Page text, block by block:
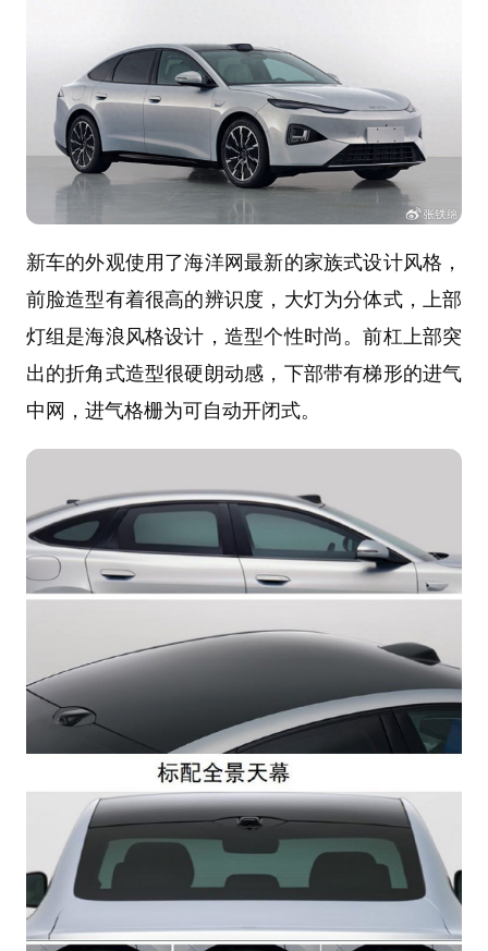
新车的外观使用了海洋网最新的家族式设计风格，
前脸造型有着很高的辨识度，大灯为分体式，上部
灯组是海浪风格设计，造型个性时尚。前杠上部突
出的折角式造型很硬朗动感，下部带有梯形的进气
中网，进气格栅为可自动开闭式。